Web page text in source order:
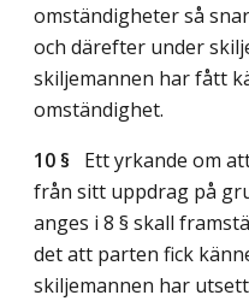
omständigheter så
och därefter under
skiljemannen har fått
omständighet.
10 § Ett yrkande om
från sitt uppdrag på
anges i 8 § skall
det att parten fick
skiljemannen har